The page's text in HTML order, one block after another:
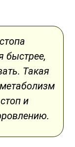
быстрее,
Такая
и